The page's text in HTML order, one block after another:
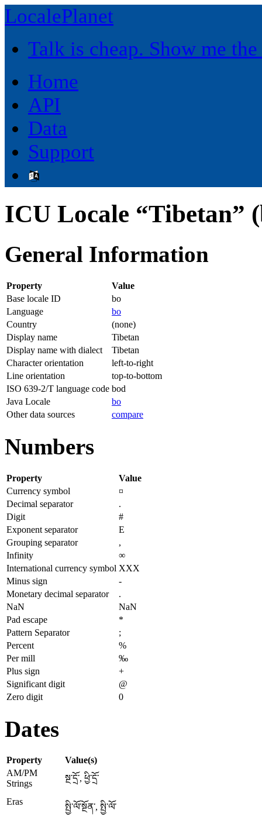
LocalePlanet
Talk is cheap. Show me
Home
API
Data
Support
ICU Locale “Tibetan”
General Information
Property
Value
Base locale ID
bo
Language
bo
Country
(none)
Display name
Tibetan
Display name with dialect
Tibetan
Character orientation
left-to-right
Line orientation
top-to-bottom
ISO 639-2/T language code bod
Java Locale
bo
Other data sources
compare
Numbers
Property
Value
Currency symbol
¤
Decimal separator
.
Digit
#
Exponent separator
E
Grouping separator
,
Infinity
∞
International currency symbol XXX
Minus sign
-
Monetary decimal separator
.
NaN
NaN
Pad escape
*
Pattern Separator
;
Percent
%
Per mill
‰
Plus sign
+
Significant digit
@
Zero digit
0
Dates
Property
Value(s)
AM/PM
Strings
སྔ་དྲོ་, ཕྱི་དྲོ་
Eras
སྤྱི་ལོ་སྔོན་, སྤྱི་ལོ་